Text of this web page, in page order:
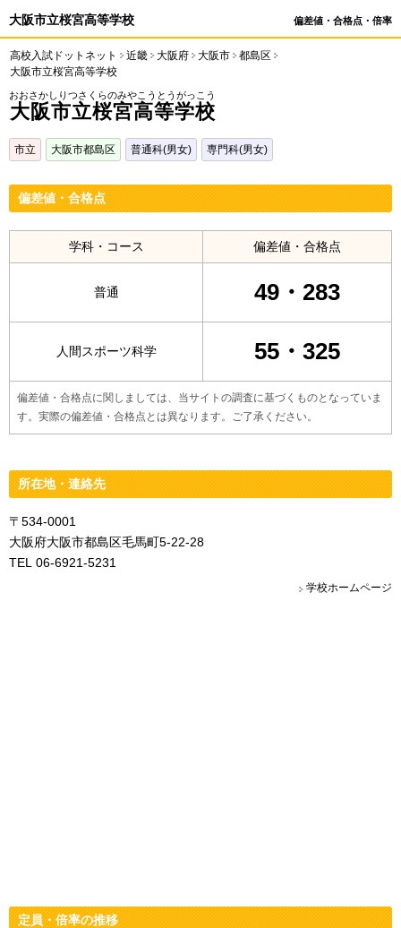
大阪市立桜宮高等学校 偏差値・合格点・倍率
高校入試ドットネット 近畿 大阪府 大阪市
都島区
大阪市立桜宮高等学校
大阪市立桜宮高等学校
おおさかしりつさくらのみやこうとうがっこう
市立 大阪市都島区 普通科(男女) 専門科(男女)
偏差値・合格点
学科・コース 偏差値・合格点
普通 49・283
人間スポーツ科学 55・325
偏差値・合格点に関しましては、当サイトの調査に基づくものとなっていま
す。実際の偏差値・合格点とは異なります。ご了承ください。
所在地・連絡先
〒534-0001
大阪府大阪市都島区毛馬町5-22-28
TEL 06-6921-5231
学校ホームページ
定員・倍率の推移